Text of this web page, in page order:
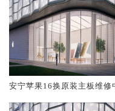
安宁苹果16换原装主板维修